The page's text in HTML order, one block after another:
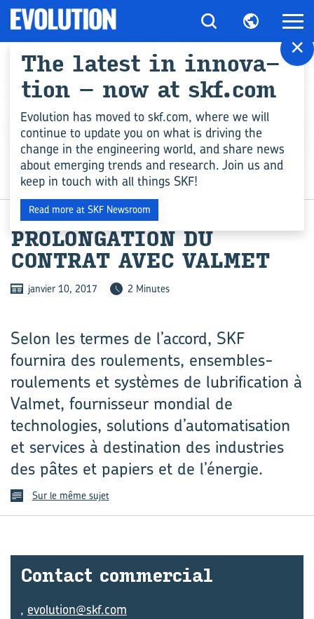
INDUSTRIE
PRO­LON­GA­TION DU
CONTRAT AVEC VAL­MET
janvier 10, 2017 2 Minutes
Selon les termes de l’accord, SKF
fournira des roulements, ensembles-
roulements et systèmes de lubrification à
Valmet, fournisseur mondial de
technologies, solutions d’automatisation
et services à destination des industries
des pâtes et papiers et de l’énergie.
Sur le même sujet
Contact com­mer­cial
, evolution@skf.com
×
The la­test in in­no­va­
tion – now at skf.com
Evolution has moved to skf.com, where we will
continue to update you on what is driving the
change in the engineering world, and share news
about emerging trends and research. Join us and
keep in touch with all things SKF!
Read more at SKF Newsroom